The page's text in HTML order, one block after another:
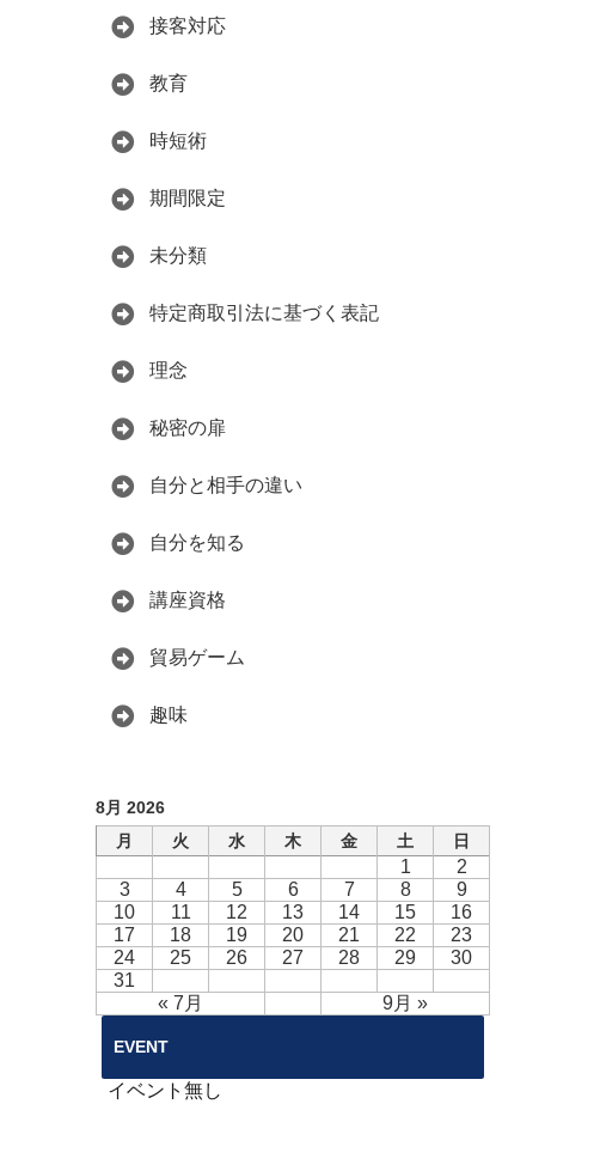
接客対応
教育
時短術
期間限定
未分類
特定商取引法に基づく表記
理念
秘密の扉
自分と相手の違い
自分を知る
講座資格
貿易ゲーム
趣味
8月 2026
月
火 水 木 金 土 日
1
2
3
4 5 6 7 8
9
10
11 12 13 14 15
16
17
18 19 20 21 22
23
24
25 26 27 28 29
30
31
« 7月
9月 »
EVENT
イベント無し